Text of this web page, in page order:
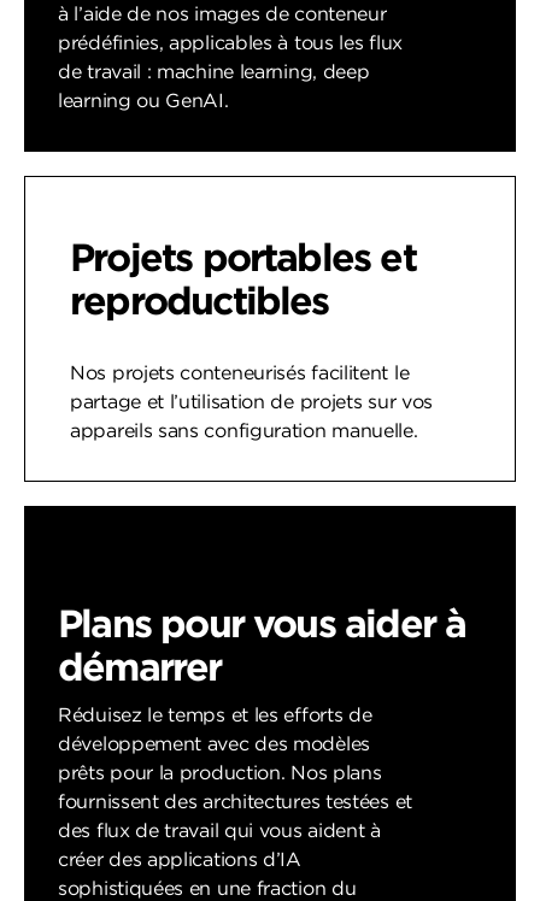
à l’aide de nos images de conteneur
prédéfinies, applicables à tous les flux
de travail : machine learning, deep
learning ou GenAI.
Projets portables et
reproductibles
Nos projets conteneurisés facilitent le
partage et l’utilisation de projets sur vos
appareils sans configuration manuelle.
Plans pour vous aider à
démarrer
Réduisez le temps et les efforts de
développement avec des modèles
prêts pour la production. Nos plans
fournissent des architectures testées et
des flux de travail qui vous aident à
créer des applications d’IA
sophistiquées en une fraction du